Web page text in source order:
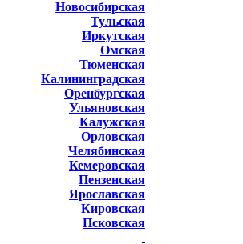
Новосибирская
Тульская
Иркутская
Омская
Тюменская
Калининградская
Оренбургская
Ульяновская
Калужская
Орловская
Челябинская
Кемеровская
Пензенская
Ярославская
Кировская
Псковская